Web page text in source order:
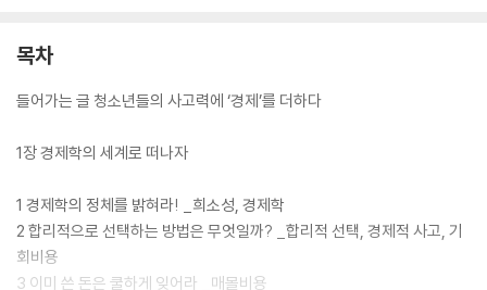
목차
들어가는 글 청소년들의 사고력에 ‘경제’를 더하다
1장 경제학의 세계로 떠나자
1 경제학의 정체를 밝혀라! _희소성, 경제학
2 합리적으로 선택하는 방법은 무엇일까? _합리적 선택, 경제적 사고, 기
회비용
3 이미 쓴 돈은 쿨하게 잊어라 _매몰비용